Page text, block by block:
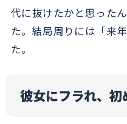
代に抜けたかと思った
た。結局周りには「来
た。
彼女にフラれ、初